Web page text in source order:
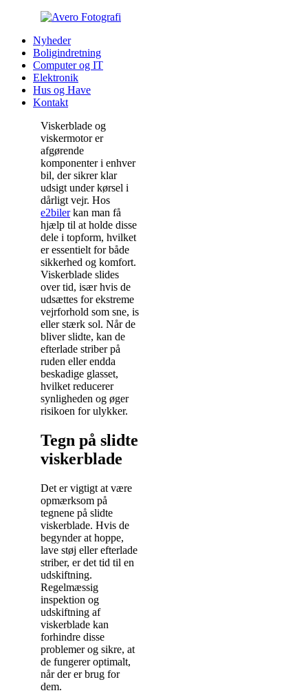
Nyheder
Boligindretning
Computer og IT
Elektronik
Hus og Have
Kontakt
Viskerblade og
viskermotor er
afgørende
komponenter i enhver
bil, der sikrer klar
udsigt under kørsel i
dårligt vejr. Hos
e2bilerkan man få
hjælp til at holde disse
dele i topform, hvilket
er essentielt for både
sikkerhed og komfort.
Viskerblade slides
over tid, især hvis de
udsættes for ekstreme
vejrforhold som sne, is
eller stærk sol. Når de
bliver slidte, kan de
efterlade striber på
ruden eller endda
beskadige glasset,
hvilket reducerer
synligheden og øger
risikoen for ulykker.
Tegn på slidte
viskerblade
Det er vigtigt at være
opmærksom på
tegnene på slidte
viskerblade. Hvis de
begynder at hoppe,
lave støj eller efterlade
striber, er det tid til en
udskiftning.
Regelmæssig
inspektion og
udskiftning af
viskerblade kan
forhindre disse
problemer og sikre, at
de fungerer optimalt,
når der er brug for
dem.